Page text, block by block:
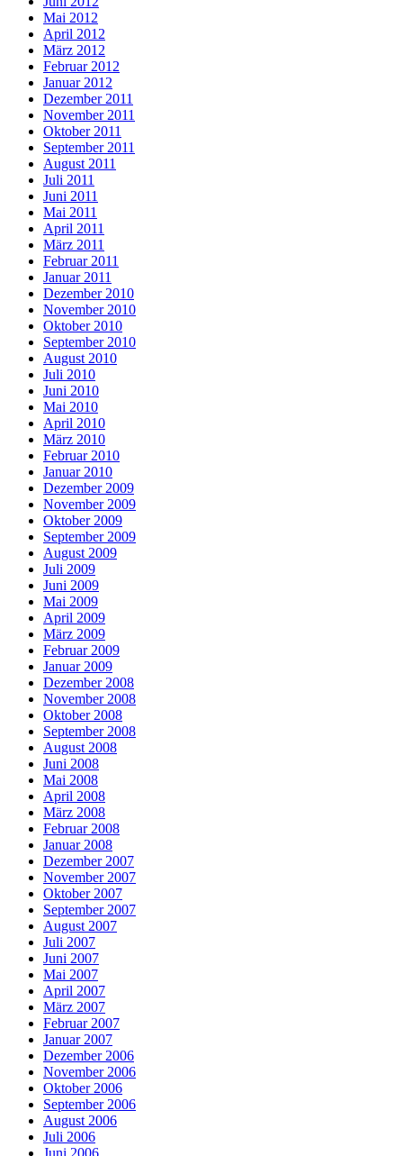
Mai 2012
April 2012
März 2012
Februar 2012
Januar 2012
Dezember 2011
November 2011
Oktober 2011
September 2011
August 2011
Juli 2011
Juni 2011
Mai 2011
April 2011
März 2011
Februar 2011
Januar 2011
Dezember 2010
November 2010
Oktober 2010
September 2010
August 2010
Juli 2010
Juni 2010
Mai 2010
April 2010
März 2010
Februar 2010
Januar 2010
Dezember 2009
November 2009
Oktober 2009
September 2009
August 2009
Juli 2009
Juni 2009
Mai 2009
April 2009
März 2009
Februar 2009
Januar 2009
Dezember 2008
November 2008
Oktober 2008
September 2008
August 2008
Juni 2008
Mai 2008
April 2008
März 2008
Februar 2008
Januar 2008
Dezember 2007
November 2007
Oktober 2007
September 2007
August 2007
Juli 2007
Juni 2007
Mai 2007
April 2007
März 2007
Februar 2007
Januar 2007
Dezember 2006
November 2006
Oktober 2006
September 2006
August 2006
Juli 2006
Juni 2006